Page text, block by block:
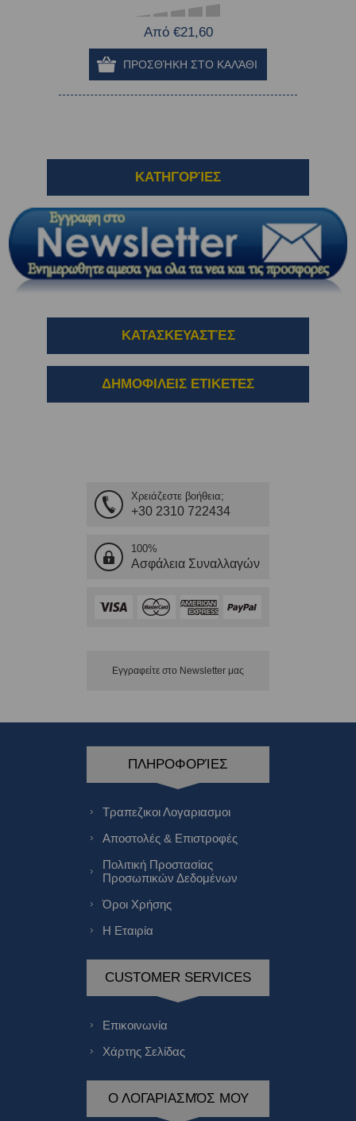
Από €21,60
ΚΑΤΗΓΟΡΊΕΣ
ΚΑΤΑΣΚΕΥΑΣΤΈΣ
ΔΗΜΟΦΙΛΕΙΣ ΕΤΙΚΕΤΕΣ
Χρειάζεστε βοήθεια;
+30 2310 722434
100%
Ασφάλεια Συναλλαγών
Εγγραφείτε στο Νewsletter μας
ΠΛΗΡΟΦΟΡΊΕΣ
Τραπεζικοι Λογαριασμοι
Αποστολές & Επιστροφές
Πολιτική Προστασίας
Προσωπικών Δεδομένων
Όροι Χρήσης
Η Εταιρία
CUSTOMER SERVICES
Επικοινωνία
Χάρτης Σελίδας
Ο ΛΟΓΑΡΙΑΣΜΌΣ ΜΟΥ